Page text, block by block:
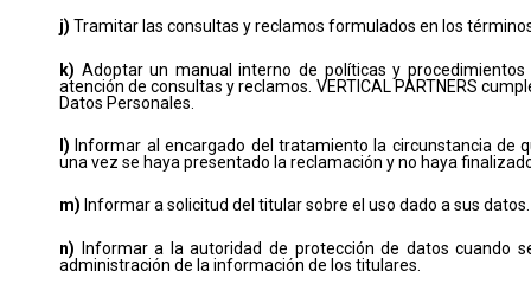
j) Tramitar las consultas y reclamos formulados en los
k) Adoptar un manual interno de políticas y
atención de consultas y reclamos. VERTICAL PARTNERS
Datos Personales.
l) Informar al encargado del tratamiento la circunstancia de
una vez se haya presentado la reclamación y no haya
m) Informar a solicitud del titular sobre el uso dado a sus datos.
n) Informar a la autoridad de protección de datos cuando
administración de la información de los titulares.